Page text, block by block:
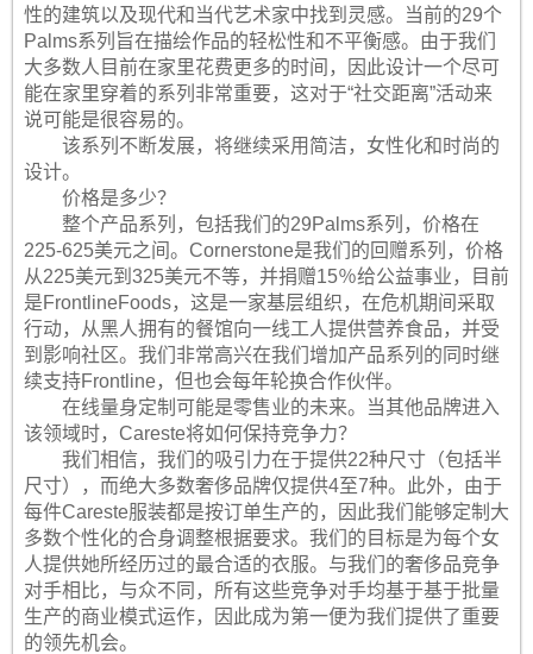
性的建筑以及现代和当代艺术家中找到灵感。当前的29个
Palms系列旨在描绘作品的轻松性和不平衡感。由于我们
大多数人目前在家里花费更多的时间，因此设计一个尽可
能在家里穿着的系列非常重要，这对于“社交距离”活动来
说可能是很容易的。
该系列不断发展，将继续采用简洁，女性化和时尚的
设计。
价格是多少？
整个产品系列，包括我们的29Palms系列，价格在
225-625美元之间。Cornerstone是我们的回赠系列，价格
从225美元到325美元不等，并捐赠15％给公益事业，目前
是FrontlineFoods，这是一家基层组织，在危机期间采取
行动，从黑人拥有的餐馆向一线工人提供营养食品，并受
到影响社区。我们非常高兴在我们增加产品系列的同时继
续支持Frontline，但也会每年轮换合作伙伴。
在线量身定制可能是零售业的未来。当其他品牌进入
该领域时，Careste将如何保持竞争力？
我们相信，我们的吸引力在于提供22种尺寸（包括半
尺寸），而绝大多数奢侈品牌仅提供4至7种。此外，由于
每件Careste服装都是按订单生产的，因此我们能够定制大
多数个性化的合身调整根据要求。我们的目标是为每个女
人提供她所经历过的最合适的衣服。与我们的奢侈品竞争
对手相比，与众不同，所有这些竞争对手均基于基于批量
生产的商业模式运作，因此成为第一便为我们提供了重要
的领先机会。